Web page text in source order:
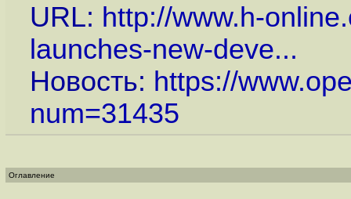
URL: http://www.h-
launches-new-deve...
Новость: https://
num=31435
Оглавление